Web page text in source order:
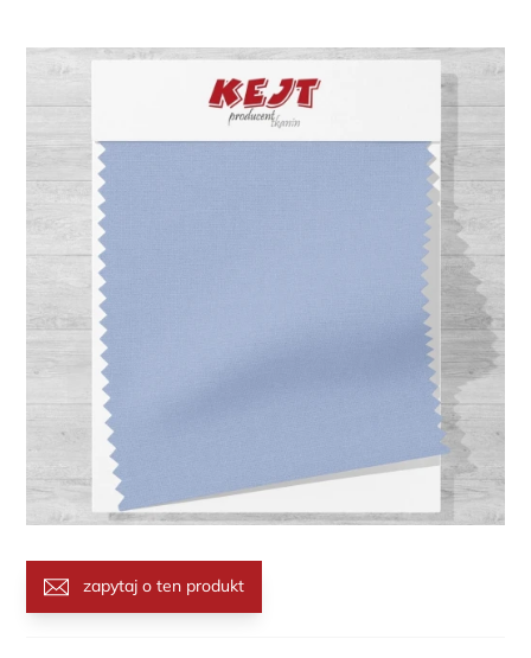
zapytaj o ten produkt